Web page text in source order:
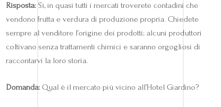
Risposta: Sì, in quasi tutti i mercati troverete contadini che
vendono frutta e verdura di produzione propria. Chiedete
sempre al venditore l’origine dei prodotti; alcuni produttori
coltivano senza trattamenti chimici e saranno orgogliosi di
raccontarvi la loro storia.
Domanda: Qual è il mercato più vicino all’Hotel Giardino?